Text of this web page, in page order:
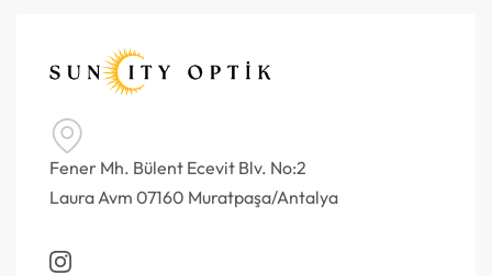
Fener Mh. Bülent Ecevit Blv. No:2
Laura Avm 07160 Muratpaşa/Antalya